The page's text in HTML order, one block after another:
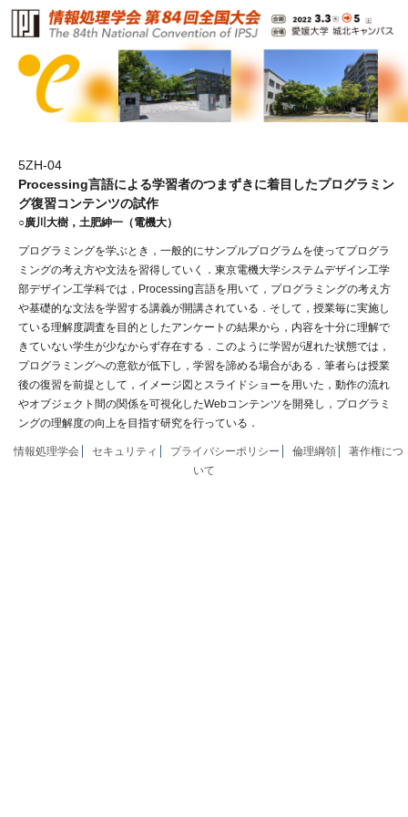
5ZH-04
Processing言語による学習者のつまずきに着目したプログラミン
グ復習コンテンツの試作
○廣川大樹，土肥紳一（電機大）
プログラミングを学ぶとき，一般的にサンプルプログラムを使ってプログラ
ミングの考え方や文法を習得していく．東京電機大学システムデザイン工学
部デザイン工学科では，Processing言語を用いて，プログラミングの考え方
や基礎的な文法を学習する講義が開講されている．そして，授業毎に実施し
ている理解度調査を目的としたアンケートの結果から，内容を十分に理解で
きていない学生が少なからず存在する．このように学習が遅れた状態では，
プログラミングへの意欲が低下し，学習を諦める場合がある．筆者らは授業
後の復習を前提として，イメージ図とスライドショーを用いた，動作の流れ
やオブジェクト間の関係を可視化したWebコンテンツを開発し，プログラミ
ングの理解度の向上を目指す研究を行っている．
情報処理学会 セキュリティ プライバシーポリシー 倫理綱領
著作権につ
いて